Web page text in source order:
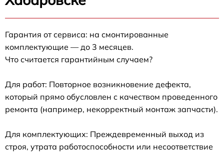
Гарантия от сервиса: на смонтированные
комплектующие — до 3 месяцев.
Что считается гарантийным случаем?
Для работ: Повторное возникновение дефекта,
который прямо обусловлен с качеством проведенного
ремонта (например, некорректный монтаж запчасти).
Для комплектующих: Преждевременный выход из
строя, утрата работоспособности или несоответствие